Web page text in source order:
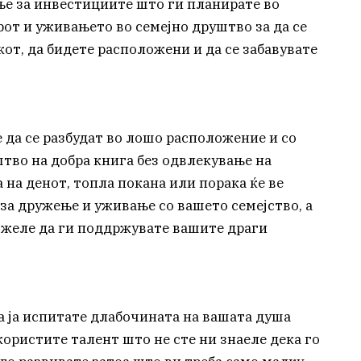
за инвестициите што ги планирате во
и уживањето во семејно друштво за да се
да бидете расположени и да се забавувате
се разбудат во лошо расположение и со
на добра книга без одвлекување на
денот, топла покана или порака ќе ве
дружење и уживање со вашето семејство, а
да ги поддржувате вашите драги
испитате длабочината на вашата душа
талент што не сте ни знаеле дека го